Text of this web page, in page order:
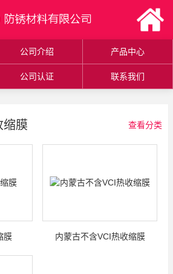
公司介绍 产品中心
公司认证 联系我们
缩膜 查看分类
膜 内蒙古不含VCI热收缩膜